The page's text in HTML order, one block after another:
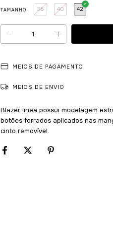
TAMANHO 38 40 42
MEIOS DE PAGAMENTO
MEIOS DE ENVIO
Blazer linea possui modelagem
botões forrados aplicados nas
cinto removível.